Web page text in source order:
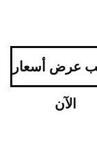
عرض أسعار
الآن